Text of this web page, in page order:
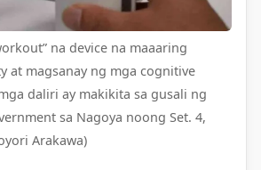
na device na maaaring
at magsanay ng mga cognitive
daliri ay makikita sa gusali ng
sa Nagoya noong Set. 4,
Arakawa)